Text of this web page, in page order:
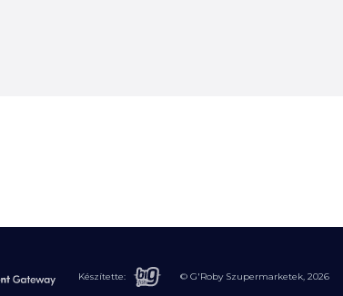
MEGRENDELÉS
Készítette: © G'Roby Szupermarketek, 2026